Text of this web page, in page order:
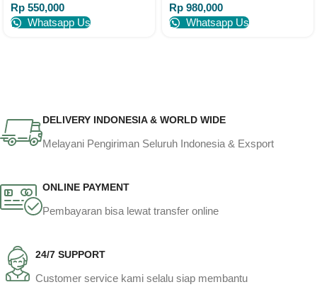
Rp 550,000
Whatsapp Us
Rp 980,000
Whatsapp Us
DELIVERY INDONESIA & WORLD WIDE
Melayani Pengiriman Seluruh Indonesia & Exsport
ONLINE PAYMENT
Pembayaran bisa lewat transfer online
24/7 SUPPORT
Customer service kami selalu siap membantu